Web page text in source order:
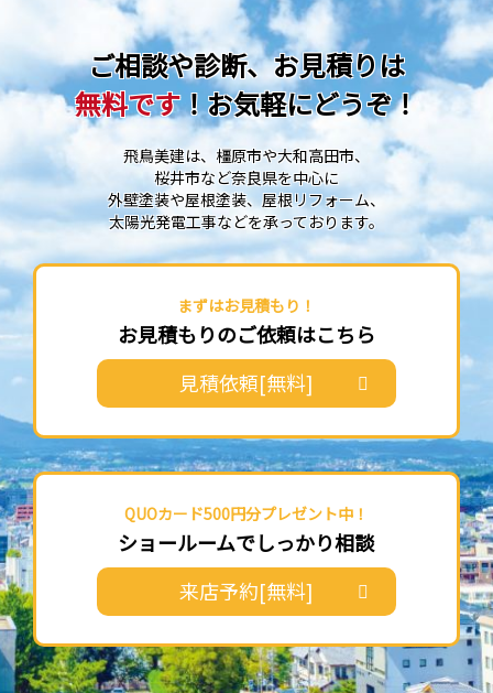
ご相談や診断、お見積りは
無料です！お気軽にどうぞ！
飛鳥美建は、橿原市や大和高田市、
桜井市など奈良県を中心に
外壁塗装や屋根塗装、屋根リフォーム、
太陽光発電工事などを承っております。
まずはお見積もり！
お見積もりのご依頼はこちら
見積依頼[無料]
QUOカード500円分プレゼント中！
ショールームでしっかり相談
来店予約[無料]